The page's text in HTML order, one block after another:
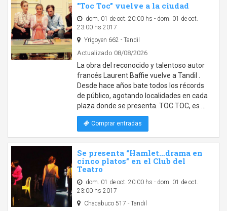
"Toc Toc" vuelve a la ciudad
dom. 01 de oct. 20:00 hs - dom. 01 de oct.
23:00 hs 2017
Yrigoyen 662 - Tandil
Actualizado 08/08/2026
La obra del reconocido y talentoso autor
francés Laurent Baffie vuelve a Tandil .
Desde hace años bate todos los récords
de público, agotando localidades en cada
plaza donde se presenta. TOC TOC, es …
Comprar entradas
Se presenta “Hamlet…drama en
cinco platos” en el Club del
Teatro
dom. 01 de oct. 20:00 hs - dom. 01 de oct.
23:00 hs 2017
Chacabuco 517 - Tandil